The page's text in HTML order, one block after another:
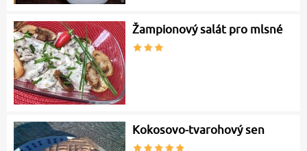
Žampionový salát pro mlsné
Kokosovo-tvarohový sen